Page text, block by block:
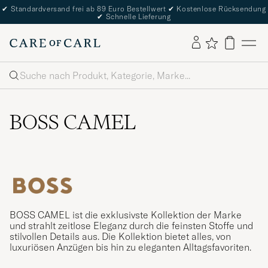
✔ Standardversand frei ab 89 Euro Bestellwert ✔ Kostenlose Rücksendung
✔ Schnelle Lieferung
Suche
BOSS CAMEL
BOSS CAMEL ist die exklusivste Kollektion der Marke
und strahlt zeitlose Eleganz durch die feinsten Stoffe und
stilvollen Details aus. Die Kollektion bietet alles, von
luxuriösen Anzügen bis hin zu eleganten Alltagsfavoriten.